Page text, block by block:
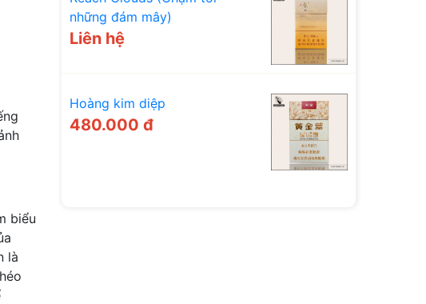
biểu
là
những đám mây)
Liên hệ
Hoàng kim diệp
480.000 đ